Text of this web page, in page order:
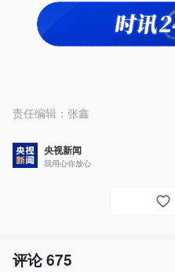
责任编辑： 张鑫
央视新闻
我用心你放心
评论675